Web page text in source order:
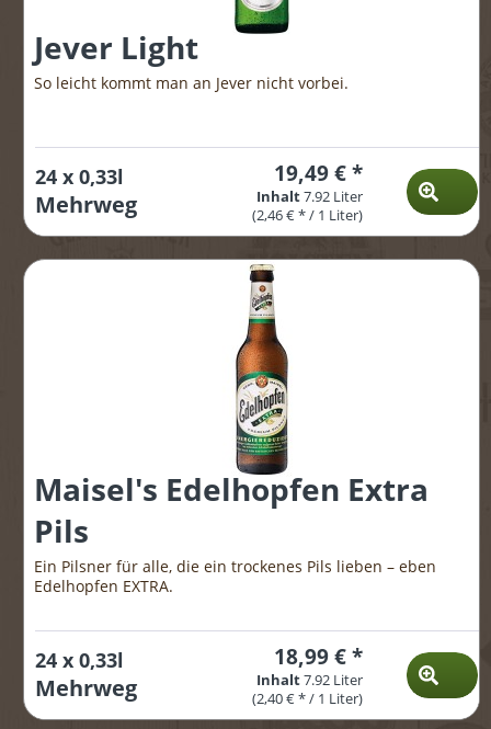
Jever Light
So leicht kommt man an Jever nicht vorbei.
24 x 0,33l
Mehrweg
19,49 € *
Inhalt7.92 Liter
(2,46 € * / 1 Liter)
Maisel's Edelhopfen Extra
Pils
Ein Pilsner für alle, die ein trockenes Pils lieben – eben
Edelhopfen EXTRA.
24 x 0,33l
Mehrweg
18,99 € *
Inhalt7.92 Liter
(2,40 € * / 1 Liter)